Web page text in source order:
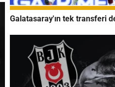
Galatasaray'ın tek transferi